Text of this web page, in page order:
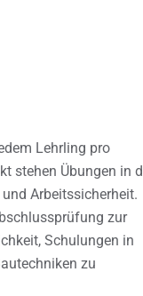
Lehrling pro
stehen Übungen in
Arbeitssicherheit.
zur
Schulungen in
zu